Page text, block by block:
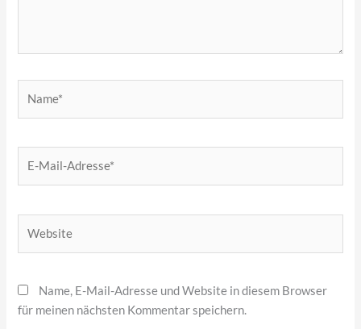
Mail-
Name, E-Mail-Adresse und Website in diesem Browser
für meinen nächsten Kommentar speichern.